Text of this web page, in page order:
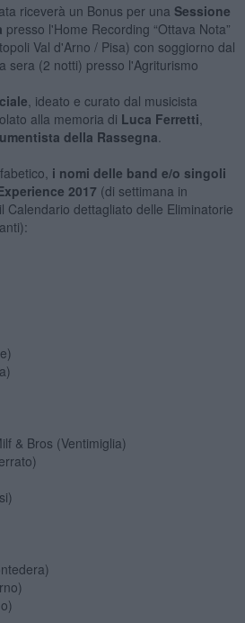
riceverà un Bonus per una Sessione
presso l'Home Recording “Ottava Nota”
Val d'Arno / Pisa) con soggiorno dal
sera (2 notti) presso l'Agriturismo
, ideato e curato dal musicista
alla memoria di Luca Ferretti
della Rassegna
i nomi delle band e/o singoli
2017 (di settimana in
Calendario dettagliato delle Eliminatorie
& Bros (Ventimiglia)